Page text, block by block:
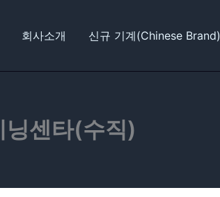
회사소개 신규 기계(Chinese Brand)
닝센타(수직)